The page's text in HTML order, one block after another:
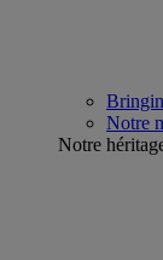
Notre
Notre